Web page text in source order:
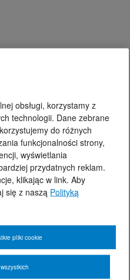
obsługi, korzystamy z
technologii. Dane zebrane
do różnych
funkcjonalności strony,
wyświetlania
przydatnych reklam.
klikając w link. Aby
się z naszą Polityką
pliki cookie